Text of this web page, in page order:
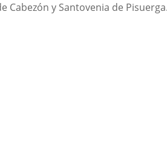
Cabezón y Santovenia de